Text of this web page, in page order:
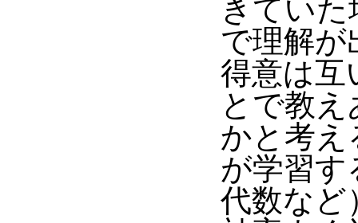
きてい
で理解が
得意は互
とで教
かと考え
が学習す
代数など